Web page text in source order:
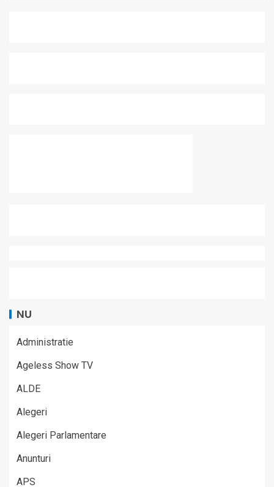
NU
Administratie
Ageless Show TV
ALDE
Alegeri
Alegeri Parlamentare
Anunturi
APS